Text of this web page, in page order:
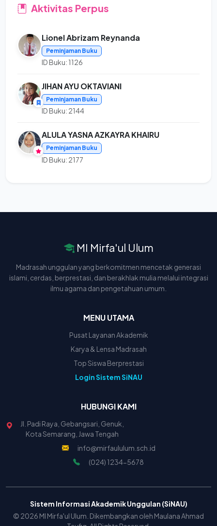
Aktivitas Perpus
Lionel Abrizam Reynanda
Peminjaman Buku
ID Buku: 1126
JIHAN AYU OKTAVIANI
Peminjaman Buku
ID Buku: 2144
ALULA YASNA AZKAYRA KHAIRU
Peminjaman Buku
ID Buku: 2177
MI Mirfa'ul Ulum
Madrasah unggulan yang berkomitmen mencetak generasi
islami, cerdas, berprestasi, dan berakhlak mulia melalui integrasi
ilmu agama dan pengetahuan umum.
MENU UTAMA
Pusat Layanan Akademik
Karya & Lensa Madrasah
Top Siswa Berprestasi
Login Sistem SiNAU
HUBUNGI KAMI
Jl. Padi Raya, Gebangsari, Genuk,
Kota Semarang, Jawa Tengah
info@mirfaululum.sch.id
(024) 1234-5678
Sistem Informasi Akademik Unggulan (SiNAU)
© 2026 MI Mirfa'ul Ulum. Dikembangkan oleh Maulana Ahmad